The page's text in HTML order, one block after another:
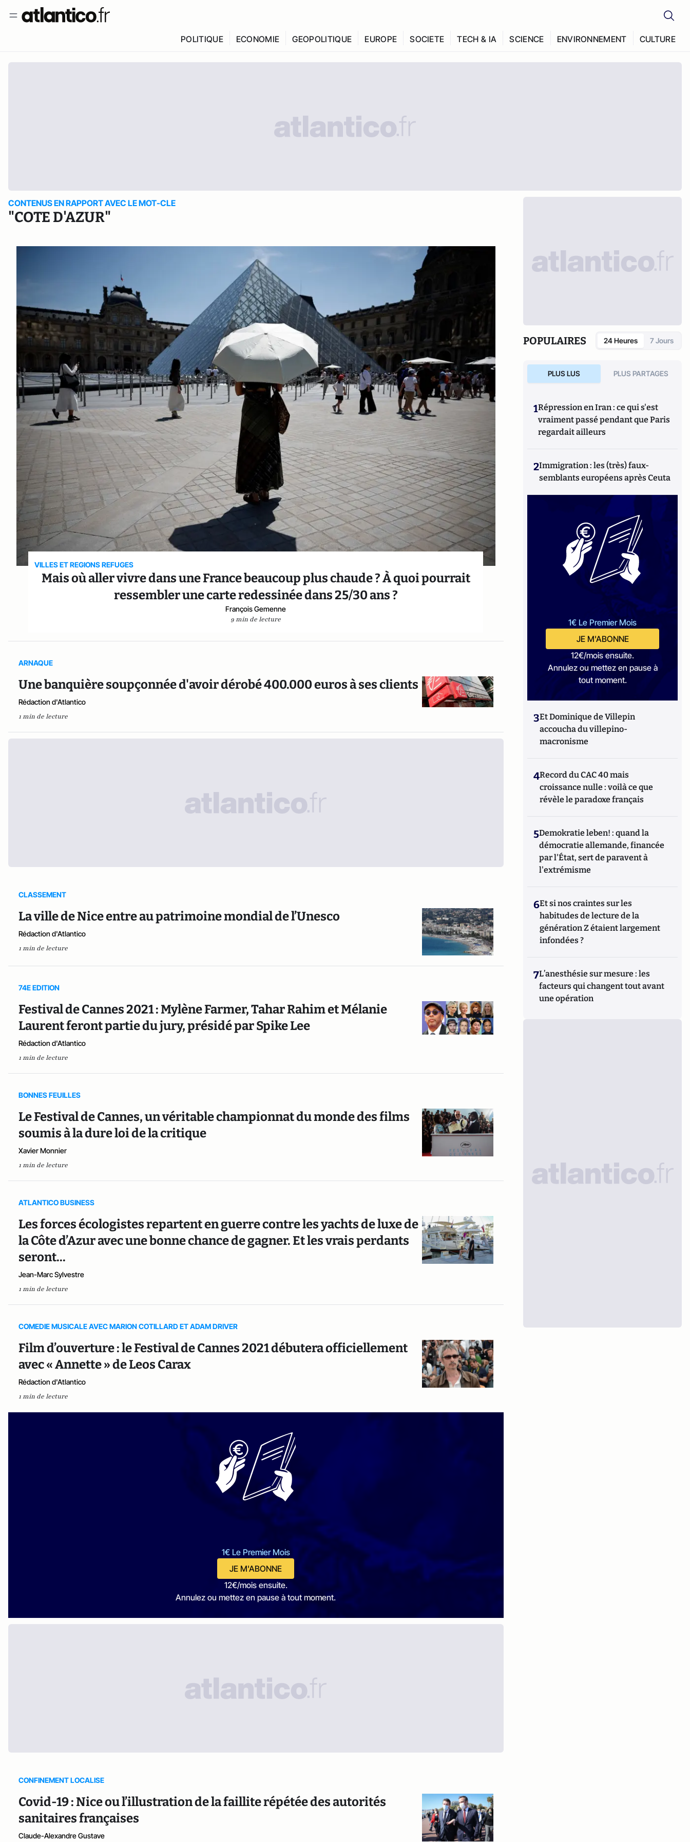
POLITIQUE ECONOMIE GEOPOLITIQUE EUROPE SOCIETE TECH & IA SCIENCE ENVIRONNEMENT CULTURE
CONTENUS EN RAPPORT AVEC LE MOT-CLE
"COTE D'AZUR"
VILLES ET REGIONS REFUGES
Mais où aller vivre dans une France beaucoup plus chaude ? À quoi pourrait
ressembler une carte redessinée dans 25/30 ans ?
François Gemenne
9 min de lecture
ARNAQUE
Une banquière soupçonnée d'avoir dérobé 400.000 euros à ses clients
Rédaction d'Atlantico
1 min de lecture
CLASSEMENT
La ville de Nice entre au patrimoine mondial de l’Unesco
Rédaction d'Atlantico
1 min de lecture
74E EDITION
Festival de Cannes 2021 : Mylène Farmer, Tahar Rahim et Mélanie
Laurent feront partie du jury, présidé par Spike Lee
Rédaction d'Atlantico
1 min de lecture
BONNES FEUILLES
Le Festival de Cannes, un véritable championnat du monde des films
soumis à la dure loi de la critique
Xavier Monnier
1 min de lecture
ATLANTICO BUSINESS
Les forces écologistes repartent en guerre contre les yachts de luxe de
la Côte d’Azur avec une bonne chance de gagner. Et les vrais perdants
seront...
Jean-Marc Sylvestre
1 min de lecture
COMEDIE MUSICALE AVEC MARION COTILLARD ET ADAM DRIVER
Film d’ouverture : le Festival de Cannes 2021 débutera officiellement
avec « Annette » de Leos Carax
Rédaction d'Atlantico
1 min de lecture
1€ Le Premier Mois
JE M'ABONNE
12€/mois ensuite.
Annulez ou mettez en pause à tout moment.
CONFINEMENT LOCALISE
Covid-19 : Nice ou l’illustration de la faillite répétée des autorités
sanitaires françaises
Claude-Alexandre Gustave
POPULAIRES 24 Heures 7 Jours
PLUS LUS PLUS PARTAGES
1Répression en Iran : ce qui s'est
vraiment passé pendant que Paris
regardait ailleurs
2Immigration : les (très) faux-
semblants européens après Ceuta
1€ Le Premier Mois
JE M'ABONNE
12€/mois ensuite.
Annulez ou mettez en pause à
tout moment.
3Et Dominique de Villepin
accoucha du villepino-
macronisme
4Record du CAC 40 mais
croissance nulle : voilà ce que
révèle le paradoxe français
5Demokratie leben! : quand la
démocratie allemande, financée
par l'État, sert de paravent à
l'extrémisme
6Et si nos craintes sur les
habitudes de lecture de la
génération Z étaient largement
infondées ?
7L’anesthésie sur mesure : les
facteurs qui changent tout avant
une opération